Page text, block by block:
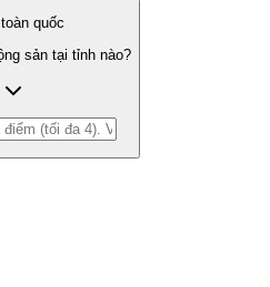
quốc
sản tại tỉnh nào?